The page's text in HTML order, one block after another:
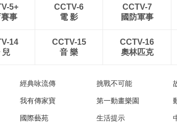
5+
事
CCTV-6
電 影
CCTV-7
國防軍事
14
兒
CCTV-15
音 樂
CCTV-16
奧林匹克
經典咏流傳 挑戰不可能
我有傳家寶 第一動畫樂園
國際藝苑 生活提示